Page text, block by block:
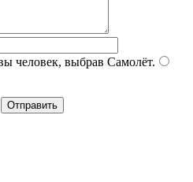
человек, выбрав Самолёт.